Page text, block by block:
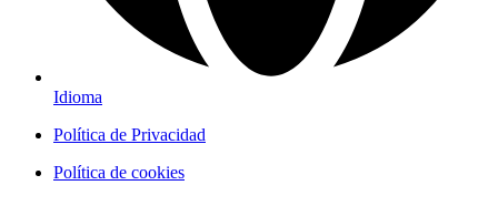
Idioma
Política de Privacidad
Política de cookies